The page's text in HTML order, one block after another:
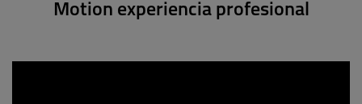
Motion experiencia profesional